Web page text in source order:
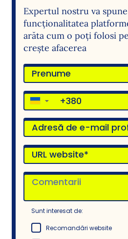
Expertul nostru va
funcționalitatea
arăta cum o poți folosi
crește afacerea
▼
Sunt interesat de:
Recomandări website